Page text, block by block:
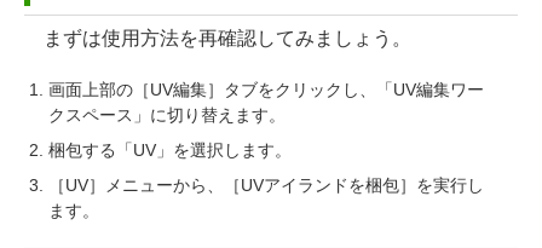
まずは使用方法を再確認してみましょう。
画面上部の［UV編集］タブをクリックし、「UV編集ワー
クスペース」に切り替えます。
梱包する「UV」を選択します。
［UV］メニューから、［UVアイランドを梱包］を実行し
ます。